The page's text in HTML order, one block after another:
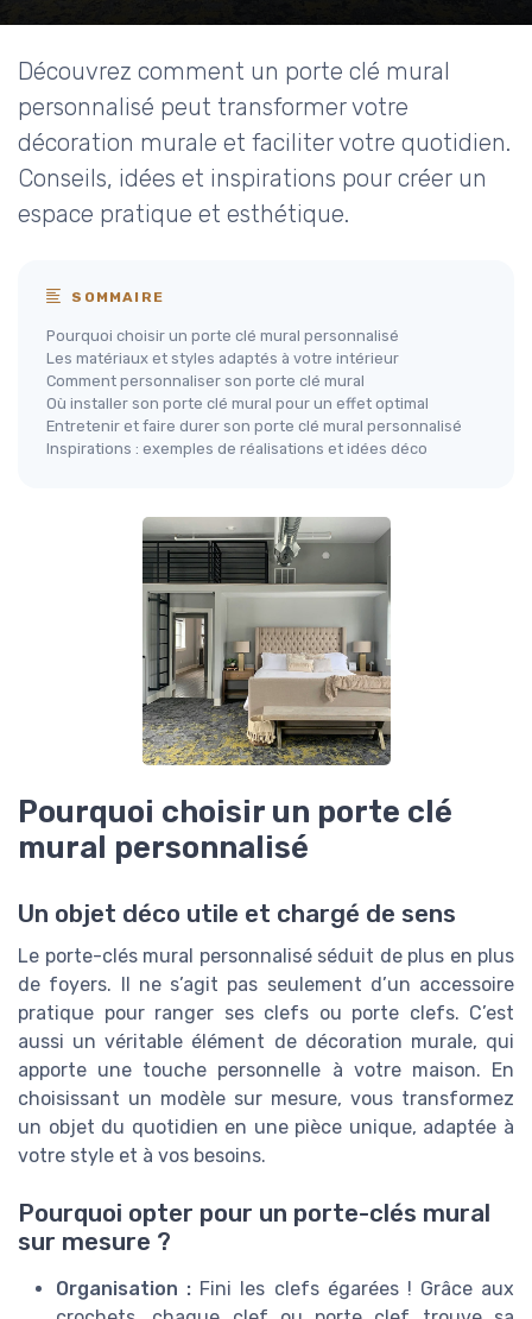
Découvrez comment un porte clé mural
personnalisé peut transformer votre
décoration murale et faciliter votre quotidien.
Conseils, idées et inspirations pour créer un
espace pratique et esthétique.
SOMMAIRE
Pourquoi choisir un porte clé mural personnalisé
Les matériaux et styles adaptés à votre intérieur
Comment personnaliser son porte clé mural
Où installer son porte clé mural pour un effet optimal
Entretenir et faire durer son porte clé mural personnalisé
Inspirations : exemples de réalisations et idées déco
Pourquoi choisir un porte clé
mural personnalisé
Un objet déco utile et chargé de sens
Le porte-clés mural personnalisé séduit de plus en plus
de foyers. Il ne s’agit pas seulement d’un accessoire
pratique pour ranger ses clefs ou porte clefs. C’est
aussi un véritable élément de décoration murale, qui
apporte une touche personnelle à votre maison. En
choisissant un modèle sur mesure, vous transformez
un objet du quotidien en une pièce unique, adaptée à
votre style et à vos besoins.
Pourquoi opter pour un porte-clés mural
sur mesure ?
Organisation : Fini les clefs égarées ! Grâce aux